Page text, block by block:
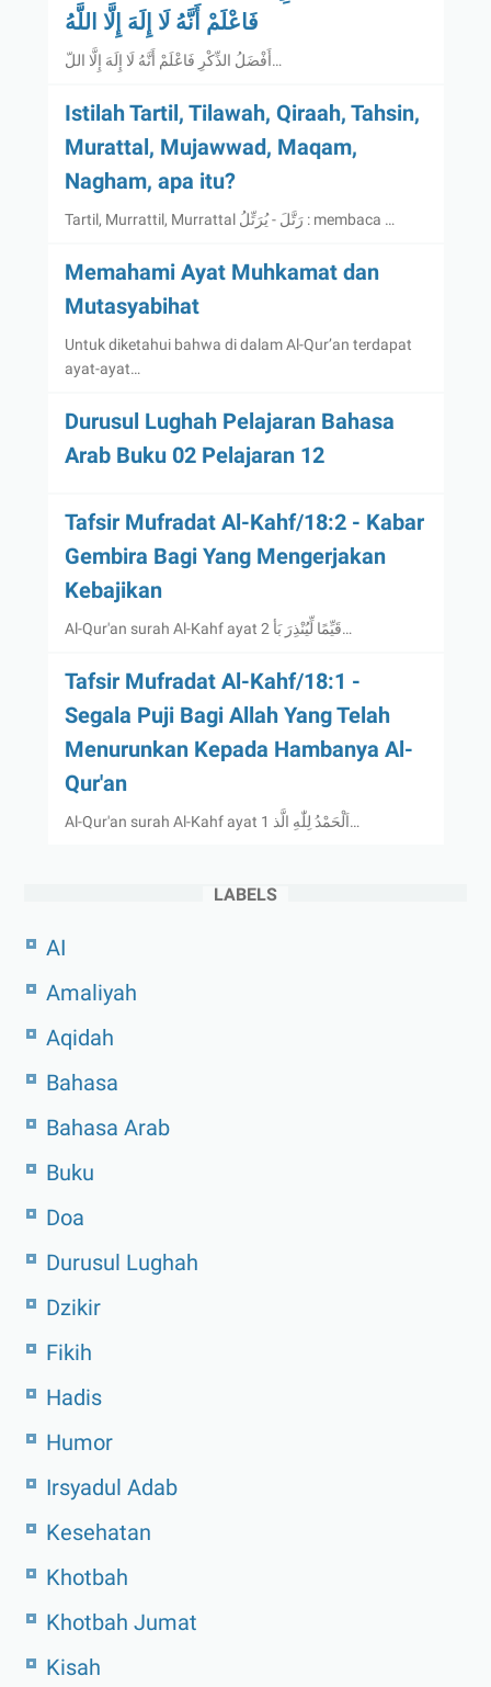
فَاعْلَمْ أَنَّهُ لَا إِلَهَ إِلَّا اللَّهُ
أَفْضَلُ الذِّكْرِ فَاعْلَمْ أَنَّهُ لَا إِلَهَ إِلَّا اللّ…
Istilah Tartil, Tilawah, Qiraah, Tahsin,
Murattal, Mujawwad, Maqam,
Nagham, apa itu?
Tartil, Murrattil, Murrattal رَتَّلَ - يُرَتِّلُ : membaca …
Memahami Ayat Muhkamat dan
Mutasyabihat
Untuk diketahui bahwa di dalam Al-Qur’an terdapat
ayat-ayat…
Durusul Lughah Pelajaran Bahasa
Arab Buku 02 Pelajaran 12
Tafsir Mufradat Al-Kahf/18:2 - Kabar
Gembira Bagi Yang Mengerjakan
Kebajikan
Al-Qur'an surah Al-Kahf ayat 2 قَيِّمًا لِّيُنْذِرَ بَأ…
Tafsir Mufradat Al-Kahf/18:1 -
Segala Puji Bagi Allah Yang Telah
Menurunkan Kepada Hambanya Al-
Qur'an
Al-Qur'an surah Al-Kahf ayat 1 اَلْحَمْدُ لِلّٰهِ الَّذ…
LABELS
AI
Amaliyah
Aqidah
Bahasa
Bahasa Arab
Buku
Doa
Durusul Lughah
Dzikir
Fikih
Hadis
Humor
Irsyadul Adab
Kesehatan
Khotbah
Khotbah Jumat
Kisah